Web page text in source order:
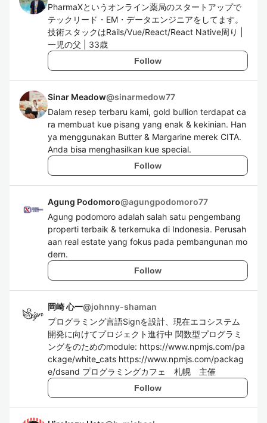
PharmaXというオンライン薬局のスタートアップで
テックリード・EM・データエンジニアをしてます。
技術スタックはRails/Vue/React/React Native周り |
一児の父 | 33歳
Follow
Sinar Meadow@sinarmedow77
Dalam resep terbaru kami, gold bullion terdapat ca
ra membuat kue pisang yang enak & kekinian. Han
ya menggunakan Butter & Margarine merek CITA.
Anda bisa menghasilkan kue special.
Follow
Agung Podomoro@agungpodomoro77
Agung podomoro adalah salah satu pengembang
properti terbaik & terkemuka di Indonesia. Perusah
aan real estate yang fokus pada pembangunan mo
dern.
Follow
岡崎 心一@johnny-shaman
プログラミング言語Signを設計、現在エコシステム
開発に向けてプロジェクト進行中 関数型プログラミ
ングをのためのmodule: https://www.npmjs.com/pa
ckage/white_cats https://www.npmjs.com/packag
e/dsand プログラミングカフェ 札幌 主催
Follow